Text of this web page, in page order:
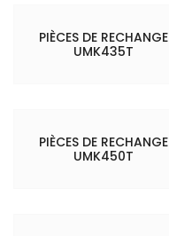
PIÈCES DE RECHANGE
UMK435T
PIÈCES DE RECHANGE
UMK450T